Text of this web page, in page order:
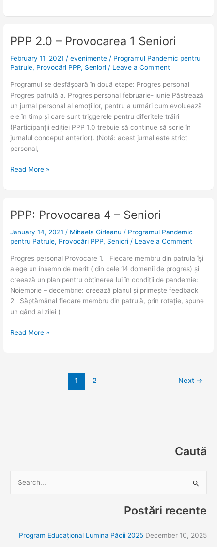
PPP 2.0 – Provocarea 1 Seniori
February 11, 2021/evenimente/ Programul Pandemic pentru
Patrule, Provocări PPP, Seniori / Leave a Comment
Programul se desfășoară în două etape: Progres personal
Progres patrulă a. Progres personal februarie- iunie Păstrează
un jurnal personal al emoțiilor, pentru a urmări cum evoluează
ele în timp și care sunt triggerele pentru diferitele trăiri
(Participanții ediției PPP 1.0 trebuie să continue să scrie în
jurnalul conceput anterior). (Notă: acest jurnal este strict
personal,
PPP
–
Provocarea
1
Seniori
Read More »
PPP: Provocarea 4 – Seniori
January 14, 2021/ Mihaela Girleanu/ Programul Pandemic
pentru Patrule, Provocări PPP, Seniori / Leave a Comment
Progres personal Provocare 1. Fiecare membru din patrula își
alege un însemn de merit ( din cele 14 domenii de progres) și
creează un plan pentru obținerea lui în condiții de pandemie:
Noiembrie – decembrie: creează planul și primește feedback
2. Săptămânal fiecare membru din patrulă, prin rotație, spune
un gând al zilei (
PPP:
4
–
Seniori
Read More »
1 2 Next →
Caută
Postări recente
Program Educațional Lumina Păcii 2025 December 10, 2025